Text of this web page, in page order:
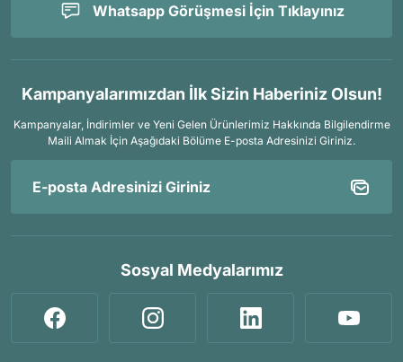
Whatsapp Görüşmesi İçin Tıklayınız
Kampanyalarımızdan İlk Sizin Haberiniz Olsun!
Kampanyalar, İndirimler ve Yeni Gelen Ürünlerimiz Hakkında Bilgilendirme
Maili Almak İçin Aşağıdaki Bölüme E-posta Adresinizi Giriniz.
Sosyal Medyalarımız